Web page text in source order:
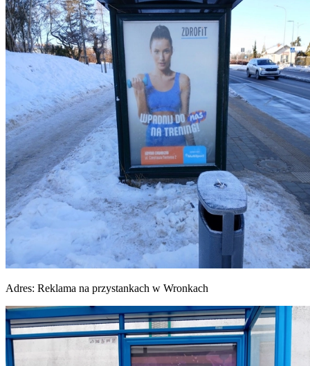
Adres: Reklama na przystankach w Wronkach